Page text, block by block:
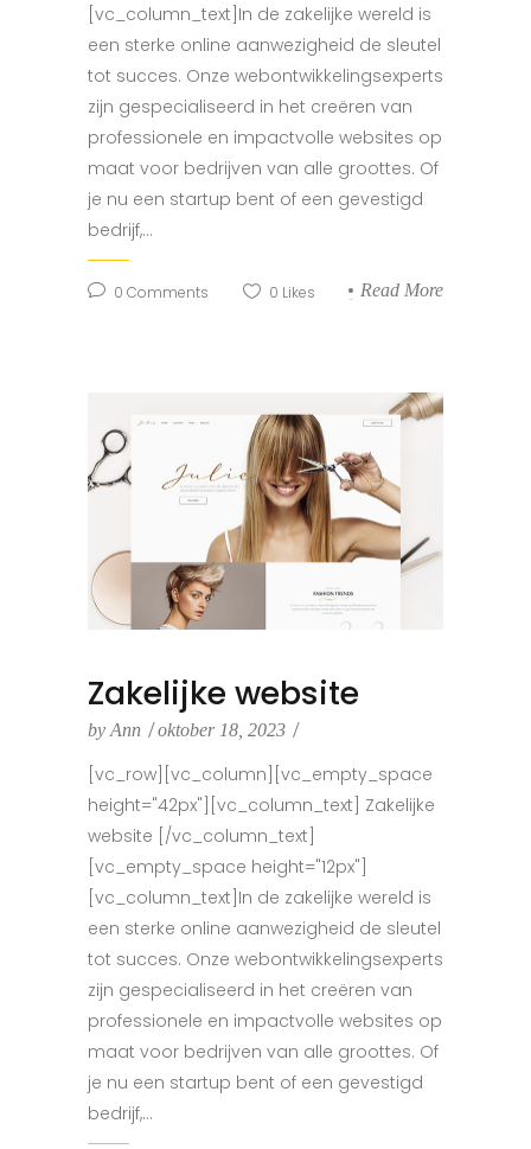
[vc_column_text]In de zakelijke wereld is
een sterke online aanwezigheid de sleutel
tot succes. Onze webontwikkelingsexperts
zijn gespecialiseerd in het creëren van
professionele en impactvolle websites op
maat voor bedrijven van alle groottes. Of
je nu een startup bent of een gevestigd
bedrijf,...
0 Comments 0 Likes Read More
Zakelijke website
by Ann oktober 18, 2023
[vc_row][vc_column][vc_empty_space
height="42px"][vc_column_text] Zakelijke
website [/vc_column_text]
[vc_empty_space height="12px"]
[vc_column_text]In de zakelijke wereld is
een sterke online aanwezigheid de sleutel
tot succes. Onze webontwikkelingsexperts
zijn gespecialiseerd in het creëren van
professionele en impactvolle websites op
maat voor bedrijven van alle groottes. Of
je nu een startup bent of een gevestigd
bedrijf,...